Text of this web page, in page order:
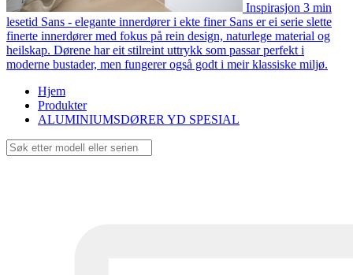
Inspirasjon 3 min
lesetid Sans - elegante innerdører i ekte finer Sans er ei serie slette
finerte innerdører med fokus på rein design, naturlege material og
heilskap. Dørene har eit stilreint uttrykk som passar perfekt i
moderne bustader, men fungerer også godt i meir klassiske miljø.
Hjem
Produkter
ALUMINIUMSDØRER YD SPESIAL